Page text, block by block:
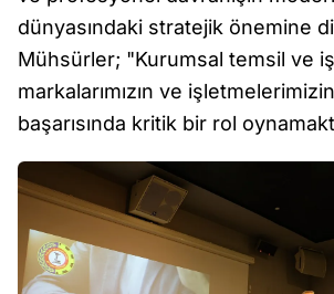
dünyasındaki stratejik önemine
Mühsürler; "Kurumsal temsil ve
markalarımızın ve
başarısında kritik bir rol